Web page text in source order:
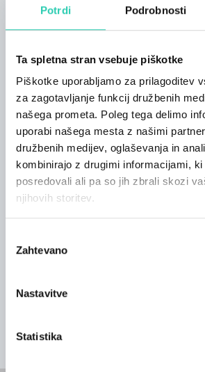
Potrdi Podrobnosti
Ta spletna stran vsebuje piškotke
Piškotke uporabljamo za prilagoditev
za zagotavljanje funkcij družbenih
našega prometa. Poleg tega delimo
uporabi našega mesta z našimi
družbenih medijev, oglaševanja in
kombinirajo z drugimi informacijami,
posredovali ali pa so jih zbrali skozi
njihovih storitev.
soglasja
Zahtevano
Nastavitve
Statistika
18.45: Deljenje avtogramov
Priložnost za srečanje z
*** Objava dogodkov na spletni
podrejena smernicam, ki so na
ne moremo jamčiti za točnost in
informacij na tem spletnem mestu.
zvezi s tem ne prevzema nobene
Priporočamo vam, da se obrnete
dogodka in preverite točnost
ODKRIJTE